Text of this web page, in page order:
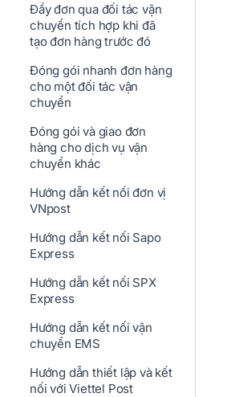
Đẩy đơn qua đối tác vận
chuyển tích hợp khi đã
tạo đơn hàng trước đó
Đóng gói nhanh đơn hàng
cho một đối tác vận
chuyển
Đóng gói và giao đơn
hàng cho dịch vụ vận
chuyển khác
Hướng dẫn kết nối đơn vị
VNpost
Hướng dẫn kết nối Sapo
Express
Hướng dẫn kết nối SPX
Express
Hướng dẫn kết nối vận
chuyển EMS
Hướng dẫn thiết lập và kết
nối với Viettel Post